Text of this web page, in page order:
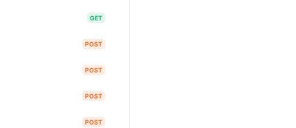
GET
POST
POST
POST
POST